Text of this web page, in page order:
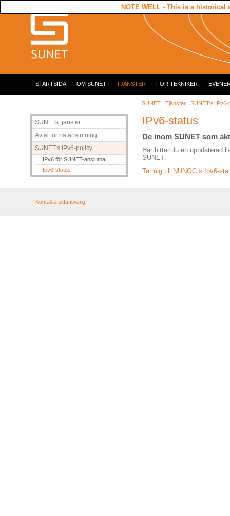
STARTSIDA OM SUNET TJÄNSTER FÖR TEKNIKER
SUNET Tjänster SUNET:s IPv6-
SUNETs tjänster
Avtal för nätanslutning
SUNET:s IPv6-policy
IPv6 för SUNET-anslutna
Ipv6-status
IPv6-status
De inom SUNET som
Här hittar du en uppdaterad
SUNET.
Ta mig till NUNOC:s Ipv6-
Kontakta sidansvarig
NOTE WELL - This is a